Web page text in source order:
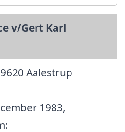
v/Gert Karl
Aalestrup
1983,